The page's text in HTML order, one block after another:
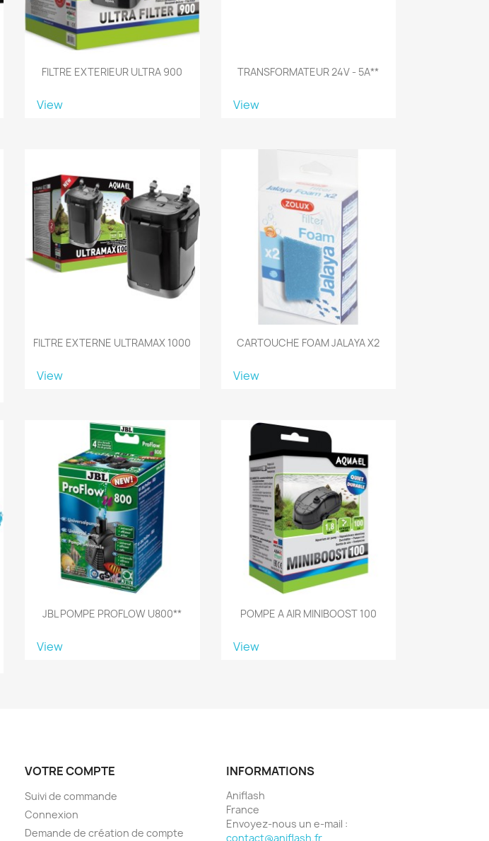
FILTRE EXTERIEUR ULTRA 900
View
TRANSFORMATEUR 24V - 5A**
View
FILTRE EXTERNE ULTRAMAX 1000
View
CARTOUCHE FOAM JALAYA X2
View
JBL POMPE PROFLOW U800**
View
POMPE A AIR MINIBOOST 100
View
VOTRE COMPTE
Suivi de commande
Connexion
Demande de création de compte
INFORMATIONS
Aniflash
France
Envoyez-nous un e-mail :
contact@aniflash.fr